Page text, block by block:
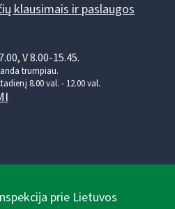
klausimais ir paslaugos
V 8.00-15.45.
trumpiau.
8.00 val. - 12.00 val.
prie Lietuvos